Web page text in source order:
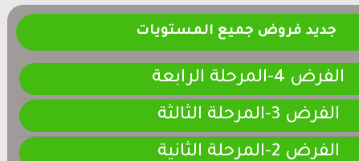
جديد فروض جميع المستويات
الفرض 4-المرحلة الرابعة
الفرض 3-المرحلة الثالثة
الفرض 2-المرحلة الثانية